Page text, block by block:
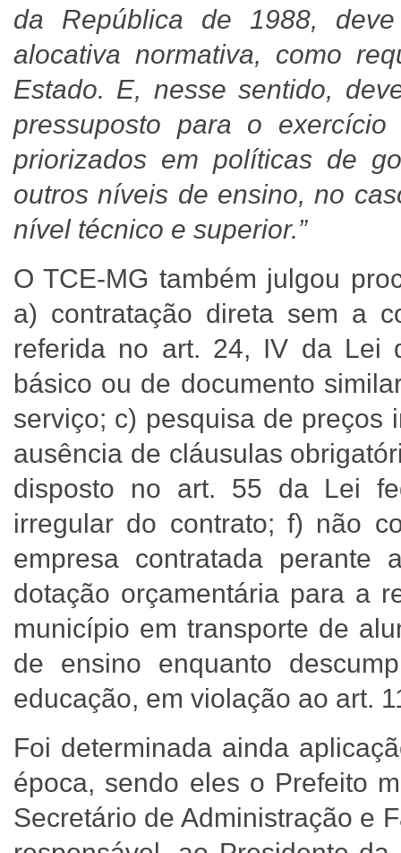
da República de 1988,
alocativa normativa, como
Estado. E, nesse sentido,
pressuposto para o
priorizados em políticas de
outros níveis de ensino, no
nível técnico e superior.”
O TCE-MG também julgou
a) contratação direta sem a
referida no art. 24, IV da Lei
básico ou de documento
serviço; c) pesquisa de preços
ausência de cláusulas
disposto no art. 55 da Lei
irregular do contrato; f) não
empresa contratada perante
dotação orçamentária para a
município em transporte de
de ensino enquanto
educação, em violação ao art.
Foi determinada ainda
época, sendo eles o Prefeito
Secretário de Administração e